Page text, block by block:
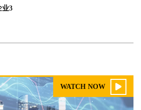
业3
WATCH NOW 